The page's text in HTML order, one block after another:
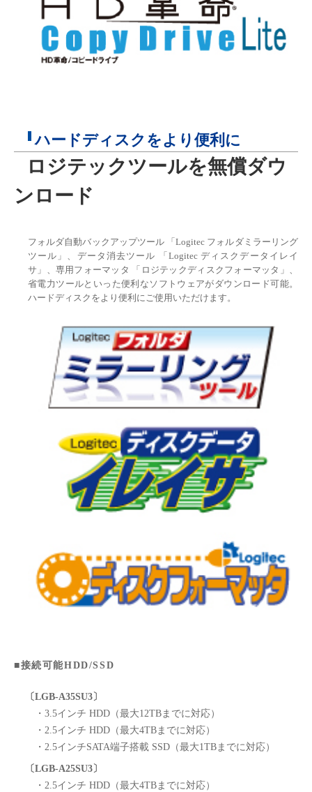
ハードディスクをより便利に
ロジテックツールを無償ダウ
ンロード
フォルダ自動バックアップツール 「Logitec フォルダミラーリング
ツール」、データ消去ツール 「Logitec ディスクデータイレイ
サ」、専用フォーマッタ 「ロジテックディスクフォーマッタ」、
省電力ツールといった便利なソフトウェアがダウンロード可能。
ハードディスクをより便利にご使用いただけます。
■接続可能HDD/SSD
〔LGB-A35SU3〕
・3.5インチ HDD（最大12TBまでに対応）
・2.5インチ HDD（最大4TBまでに対応）
・2.5インチSATA端子搭載 SSD（最大1TBまでに対応）
〔LGB-A25SU3〕
・2.5インチ HDD（最大4TBまでに対応）